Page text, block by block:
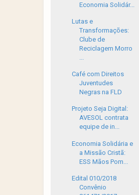
Economia Solidár...
Lutas e
Transformações:
Clube de
Reciclagem Morro
Café com Direitos
Juventudes
Negras na FLD
Projeto Seja Digital:
AVESOL contrata
equipe de in...
Economia Solidária e
a Missão Cristã:
ESS Mãos Pom...
Edital 010/2018
Convênio